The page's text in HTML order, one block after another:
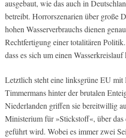
ausgebaut, wie das auch in
betreibt. Horrorszenarien über große
hohen Wasserverbrauchs dienen
Rechtfertigung einer totalitären
dass es sich um einen Wasserkreislauf
Letztlich steht eine linksgrüne EU mit
Timmermans hinter der brutalen
Niederlanden griffen sie bereitwillig
Ministerium für »Stickstoff«, über
geführt wird. Wobei es immer zwei